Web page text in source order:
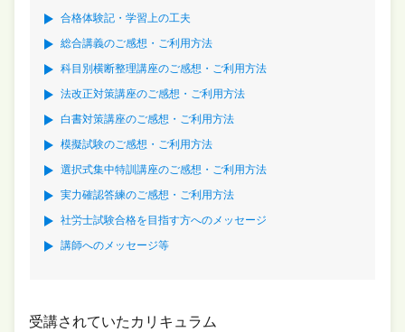
合格体験記・学習上の工夫
総合講義のご感想・ご利用方法
科目別横断整理講座のご感想・ご利用方法
法改正対策講座のご感想・ご利用方法
白書対策講座のご感想・ご利用方法
模擬試験のご感想・ご利用方法
選択式集中特訓講座のご感想・ご利用方法
実力確認答練のご感想・ご利用方法
社労士試験合格を目指す方へのメッセージ
講師へのメッセージ等
受講されていたカリキュラム